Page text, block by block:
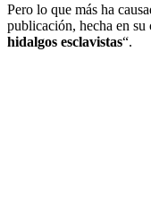
Pero lo que más ha
publicación, hecha en su
hidalgos esclavistas“.